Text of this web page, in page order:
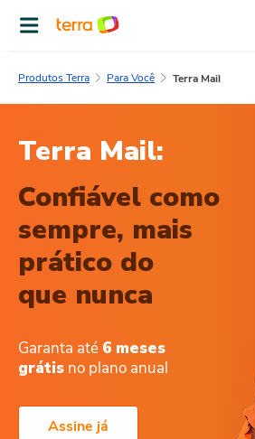
Produtos Terra Para Você Terra Mail
Terra Mail:
Confiável como
sempre, mais
prático do
que nunca
Garanta até 6 meses
grátis no plano anual
Assine já